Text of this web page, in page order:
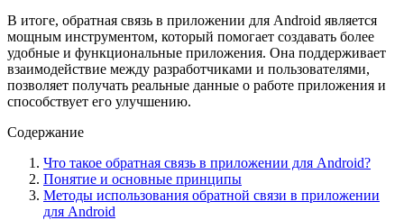
В итоге, обратная связь в приложении для Android является
мощным инструментом, который помогает создавать более
удобные и функциональные приложения. Она поддерживает
взаимодействие между разработчиками и пользователями,
позволяет получать реальные данные о работе приложения и
способствует его улучшению.
Содержание
Что такое обратная связь в приложении для Android?
Понятие и основные принципы
Методы использования обратной связи в приложении
для Android